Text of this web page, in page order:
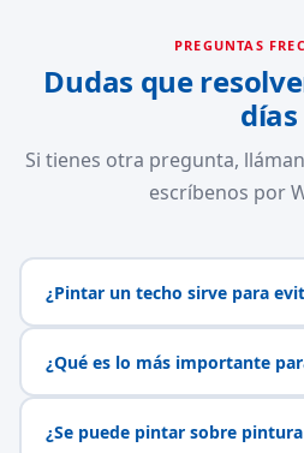
PREGUNTAS
Dudas que
días
Si tienes otra pregunta,
escríbenos por
¿Pintar un techo sirve para
¿Qué es lo más importante
¿Se puede pintar sobre